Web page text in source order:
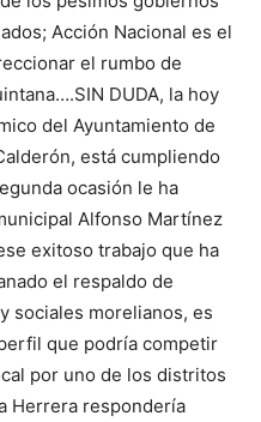
Acción Nacional es el
el rumbo de
DUDA, la hoy
del Ayuntamiento de
está cumpliendo
ocasión le ha
Alfonso Martínez
exitoso trabajo que ha
el respaldo de
sociales morelianos, es
que podría competir
por uno de los distritos
Herrera respondería